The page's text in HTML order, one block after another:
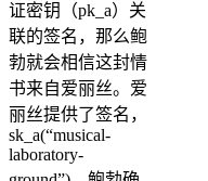
证密钥（pk_a）关
联的签名，那么鲍
勃就会相信这封情
书来自爱丽丝。爱
丽丝提供了签名，
sk_a(“musical-
laboratory-